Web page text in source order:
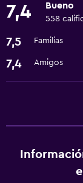
Actividades
Mesa de billar
Submarinismo
Recepción 24
7,4 Bueno
558
7,5 Familias
7,4 Amigos